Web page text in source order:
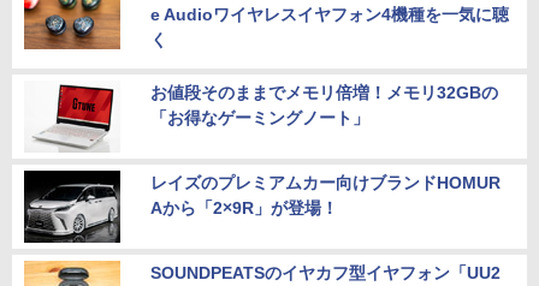
e Audioワイヤレスイヤフォン4機種を一気に聴
く
お値段そのままでメモリ倍増！メモリ32GBの
「お得なゲーミングノート」
レイズのプレミアムカー向けブランドHOMUR
Aから「2×9R」が登場！
SOUNDPEATSのイヤカフ型イヤフォン「UU2